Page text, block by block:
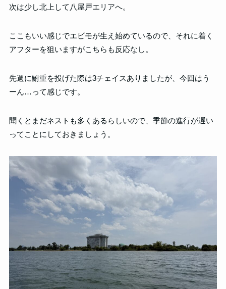
次は少し北上して八屋戸エリアへ。
ここもいい感じでエビモが生え始めているので、それに着く
アフターを狙いますがこちらも反応なし。
先週に鮒重を投げた際は3チェイスありましたが、今回はう
ーん…って感じです。
聞くとまだネストも多くあるらしいので、季節の進行が遅い
ってことにしておきましょう。